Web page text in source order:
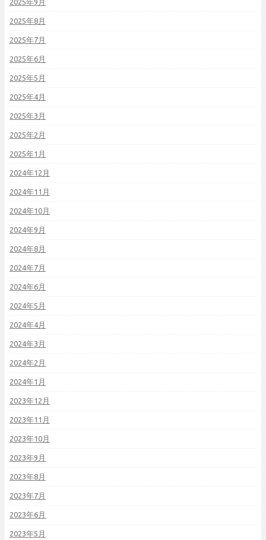
2025年9月
2025年8月
2025年7月
2025年6月
2025年5月
2025年4月
2025年3月
2025年2月
2025年1月
2024年12月
2024年11月
2024年10月
2024年9月
2024年8月
2024年7月
2024年6月
2024年5月
2024年4月
2024年3月
2024年2月
2024年1月
2023年12月
2023年11月
2023年10月
2023年9月
2023年8月
2023年7月
2023年6月
2023年5月